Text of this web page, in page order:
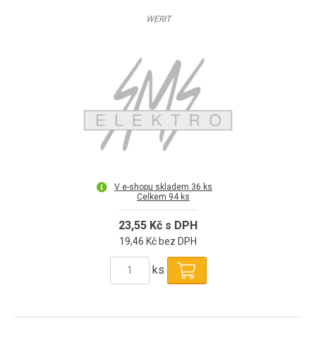
WERIT
V e-shopu skladem 36 ks
Celkem 94 ks
23,55 Kč s DPH
19,46 Kč bez DPH
ks